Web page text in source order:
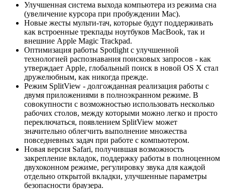
Улучшенная система выхода компьютера из режима сна
(увеличение курсора при пробуждении Mac).
Новые жесты мульти-тач, которые будут поддерживать
как встроенные трекпады ноутбуков MacBook, так и
внешние Apple Magic Trackpad.
Оптимизация работы Spotlight с улучшенной
технологией распознавания поисковых запросов - как
утверждает Apple, глобальный поиск в новой OS X стал
дружелюбным, как никогда прежде.
Режим SplitView - долгожданная реализация работы с
двумя приложениями в полноэкранном режиме. В
совокупности с возможностью использовать несколько
рабочих столов, между которыми можно легко и просто
переключаться, появлением SplitView может
значительно облегчить выполнение множества
повседневных задач при работе с компьютером.
Новая версия Safari, получившая возможность
закрепление вкладок, поддержку работы в полноценном
двухоконном режиме, регулировку звука для каждой
отдельно открытой вкладки, улучшенные параметры
безопасности браузера.